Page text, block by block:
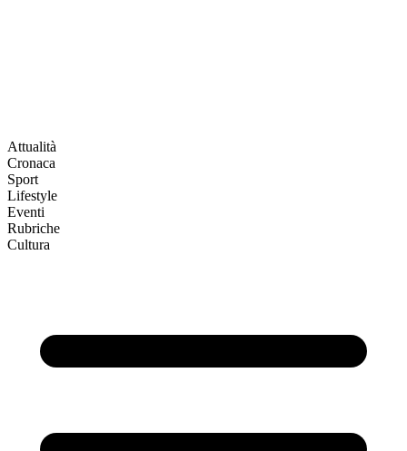
Attualità
Cronaca
Sport
Lifestyle
Eventi
Rubriche
Cultura